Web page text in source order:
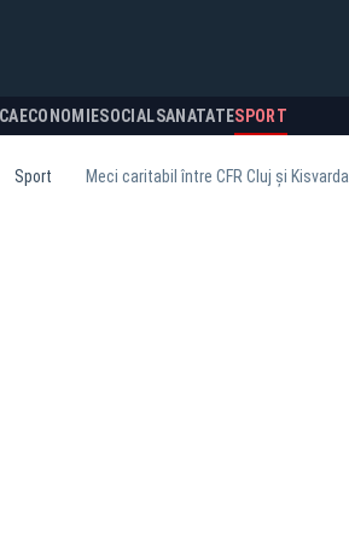
ECONOMIESOCIALSANATATESPORT
Sport Meci caritabil între CFR Cluj şi Kisvarda